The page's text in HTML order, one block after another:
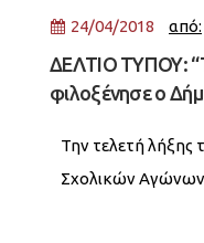
24/04/2018 από:
ΔΕΛΤΙΟ ΤΥΠΟΥ:
φιλοξένησε ο
Την τελετή
Σχολικών Αγώνων